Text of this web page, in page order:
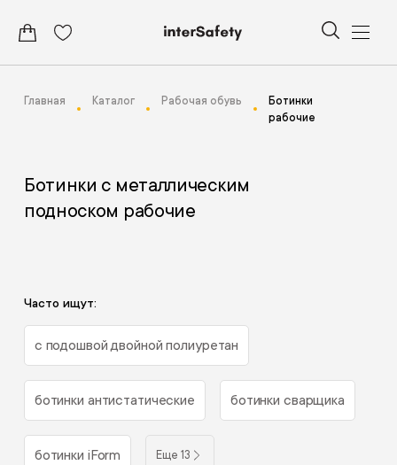
Главная Каталог Рабочая обувь
Ботинки
рабочие
Ботинки с металлическим
подноском рабочие
Часто ищут:
с подошвой двойной полиуретан
ботинки антистатические ботинки сварщика
ботинки iForm Еще 13